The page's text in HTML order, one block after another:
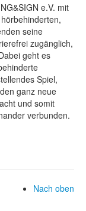
e.V. mit
seine
zugänglich,
geht es
Spiel,
ganz neue
und somit
verbunden.
Nach oben